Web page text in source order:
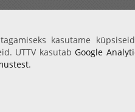
kasutame
UTTV kasutabGoogle
.